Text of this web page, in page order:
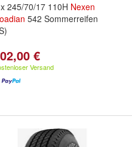
245/70/17 110H Nexen
542 Sommerreifen
€
Versand